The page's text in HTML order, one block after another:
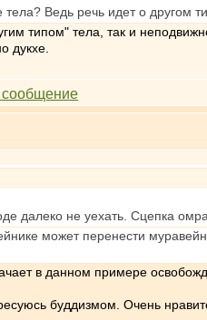
Ведь речь идет о другом
типом" тела, так и
дукхе.
далеко не уехать. Сцепка
может перенести
в данном примере
буддизмом. Очень